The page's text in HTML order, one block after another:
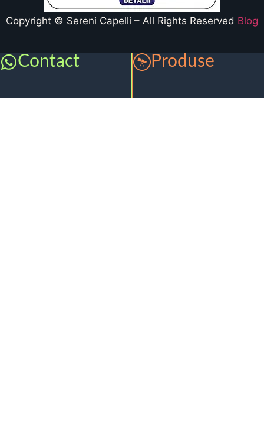
Copyright © Sereni Capelli – All Rights Reserved Blog
Contact Produse